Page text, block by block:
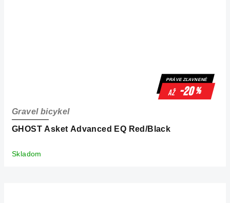
PRÁVE ZĽAVNENÉ
až -20%
GHOST Asket Advanced EQ Red/Black
Gravel bicykel
Skladom